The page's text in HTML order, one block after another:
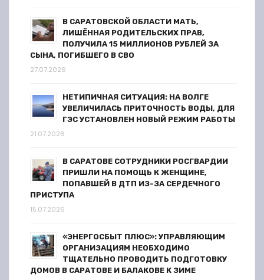
В САРАТОВСКОЙ ОБЛАСТИ МАТЬ,
ЛИШЁННАЯ РОДИТЕЛЬСКИХ ПРАВ,
ПОЛУЧИЛА 15 МИЛЛИОНОВ РУБЛЕЙ ЗА
СЫНА, ПОГИБШЕГО В СВО
27.07.2026
НЕТИПИЧНАЯ СИТУАЦИЯ: НА ВОЛГЕ
УВЕЛИЧИЛАСЬ ПРИТОЧНОСТЬ ВОДЫ, ДЛЯ
ГЭС УСТАНОВЛЕН НОВЫЙ РЕЖИМ РАБОТЫ
21.07.2026
В САРАТОВЕ СОТРУДНИКИ РОСГВАРДИИ
ПРИШЛИ НА ПОМОЩЬ К ЖЕНЩИНЕ,
ПОПАВШЕЙ В ДТП ИЗ-ЗА СЕРДЕЧНОГО
ПРИСТУПА
15.07.2026
«ЭНЕРГОСБЫТ ПЛЮС»: УПРАВЛЯЮЩИМ
ОРГАНИЗАЦИЯМ НЕОБХОДИМО
ТЩАТЕЛЬНО ПРОВОДИТЬ ПОДГОТОВКУ
ДОМОВ В САРАТОВЕ И БАЛАКОВЕ К ЗИМЕ